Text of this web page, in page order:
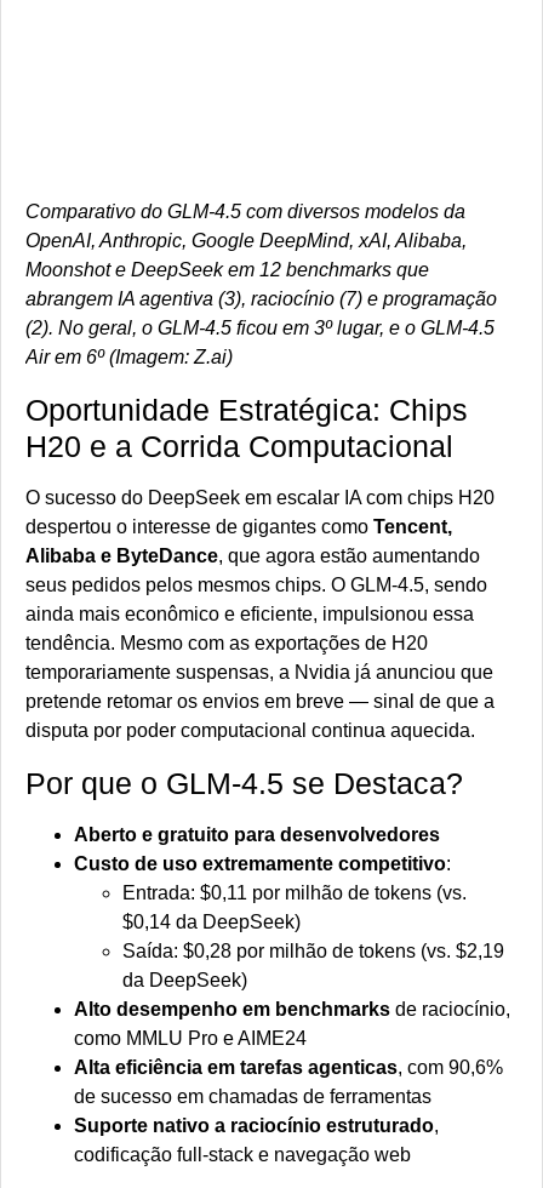
Comparativo do GLM-4.5 com diversos modelos da
OpenAI, Anthropic, Google DeepMind, xAI, Alibaba,
Moonshot e DeepSeek em 12 benchmarks que
abrangem IA agentiva (3), raciocínio (7) e programação
(2). No geral, o GLM-4.5 ficou em 3º lugar, e o GLM-4.5
Air em 6º (Imagem: Z.ai)
Oportunidade Estratégica: Chips
H20 e a Corrida Computacional
O sucesso do DeepSeek em escalar IA com chips H20
despertou o interesse de gigantes como Tencent,
Alibaba e ByteDance, que agora estão aumentando
seus pedidos pelos mesmos chips. O GLM-4.5, sendo
ainda mais econômico e eficiente, impulsionou essa
tendência. Mesmo com as exportações de H20
temporariamente suspensas, a Nvidia já anunciou que
pretende retomar os envios em breve — sinal de que a
disputa por poder computacional continua aquecida.
Por que o GLM-4.5 se Destaca?
Aberto e gratuito para desenvolvedores
Custo de uso extremamente competitivo:
Entrada: $0,11 por milhão de tokens (vs.
$0,14 da DeepSeek)
Saída: $0,28 por milhão de tokens (vs. $2,19
da DeepSeek)
Alto desempenho em benchmarks de raciocínio,
como MMLU Pro e AIME24
Alta eficiência em tarefas agenticas, com 90,6%
de sucesso em chamadas de ferramentas
Suporte nativo a raciocínio estruturado,
codificação full-stack e navegação web